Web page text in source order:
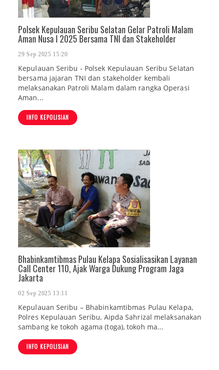
Polsek Kepulauan Seribu Selatan Gelar Patroli Malam
Aman Nusa I 2025 Bersama TNI dan Stakeholder
29 Sep 2025 15:20
Kepulauan Seribu - Polsek Kepulauan Seribu Selatan
bersama jajaran TNI dan stakeholder kembali
melaksanakan Patroli Malam dalam rangka Operasi
Aman...
INFO KEPOLISIAN
Bhabinkamtibmas Pulau Kelapa Sosialisasikan Layanan
Call Center 110, Ajak Warga Dukung Program Jaga
Jakarta
02 Sep 2025 13:11
Kepulauan Seribu – Bhabinkamtibmas Pulau Kelapa,
Polres Kepulauan Seribu, Aipda Sahrizal melaksanakan
sambang ke tokoh agama (toga), tokoh ma...
INFO KEPOLISIAN